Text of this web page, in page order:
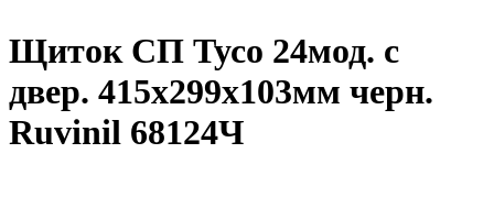
Щиток СП Тусо 24мод. с
двер. 415х299х103мм черн.
Ruvinil 68124Ч